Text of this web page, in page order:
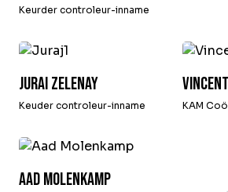
Keurder controleur-inname
Jurai Zelenay
Keuder controleur-inname KAM
Aad Molenkamp